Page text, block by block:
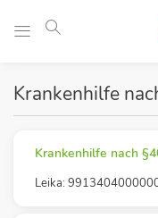
Krankenhilfe
Krankenhilfe nach
Leika: